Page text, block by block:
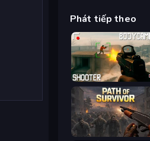
Phát tiếp theo
BodyCamera Shooter
Path of Survivor